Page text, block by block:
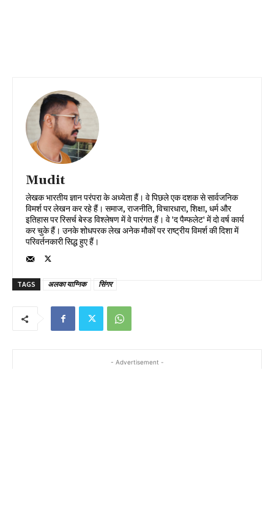
Mudit
लेखक भारतीय ज्ञान परंपरा के अध्येता हैं। वे पिछले एक दशक से सार्वजनिक
विमर्श पर लेखन कर रहे हैं। समाज, राजनीति, विचारधारा, शिक्षा, धर्म और
इतिहास पर रिसर्च बेस्ड विश्लेषण में वे पारंगत हैं। वे 'द पैम्फलेट' में दो वर्ष कार्य
कर चुके हैं। उनके शोधपरक लेख अनेक मौकों पर राष्ट्रीय विमर्श की दिशा में
परिवर्तनकारी सिद्ध हुए हैं।
TAGS अलका याग्निक सिंगर
- Advertisement -